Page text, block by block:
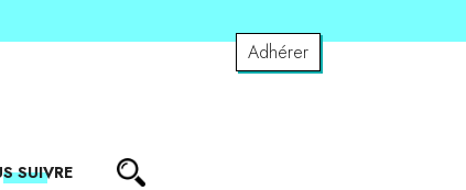
Adhérer
SUIVRE